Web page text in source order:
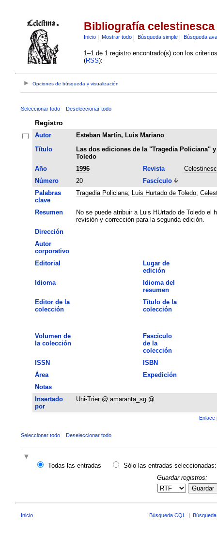
Bibliografía celestinesca
Inicio| Mostrar todo| Búsqueda simple| Búsqueda
1–1 de 1 registro encontrado(s) con los
(RSS):
Opciones de búsqueda y visualización
Seleccionar todo Deseleccionar todo
Registro
Autor
Esteban Martín, Luis Mariano
Título
Las dos ediciones de la "Tragedia Policiana"
Toledo
Año
1996 Revista
Número
20
Fascículo
Palabras
clave
Tragedia Policiana; Luis Hurtado de Toledo;
Resumen
No se puede atribuir a Luis HUrtado de Toledo el
revisión y corrección para la segunda edición.
Dirección
Autor
corporativo
Editorial
Lugar de
edición
Idioma
Idioma del
resumen
Editor de la
colección
Título de la
colección
Volumen de
la colección
Fascículo
de la
colección
ISSN
ISBN
Área
Expedición
Notas
Insertado
por
Uni-Trier @ amaranta_sg @
Enlace
Seleccionar todo Deseleccionar todo
Todas las entradas
Sólo las entradas seleccionadas:
Guardar registros:
Guardar
Inicio Búsqueda CQL